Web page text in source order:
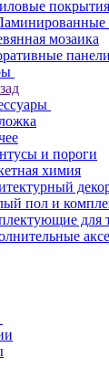
покрытия
мозаика
панели
и пороги
химия
пол и
для